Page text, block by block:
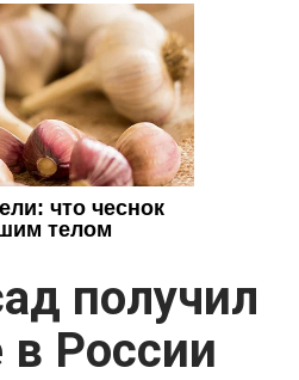
получил
России